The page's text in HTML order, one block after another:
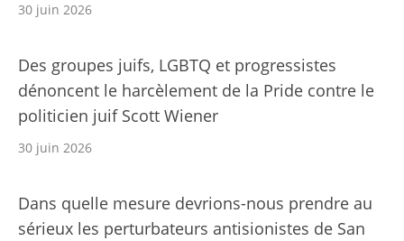
30 juin 2026
Des groupes juifs, LGBTQ et progressistes
dénoncent le harcèlement de la Pride contre le
politicien juif Scott Wiener
30 juin 2026
Dans quelle mesure devrions-nous prendre au
sérieux les perturbateurs antisionistes de San